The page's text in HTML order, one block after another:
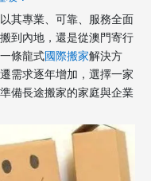
以其專業、可靠、服務全面
到內地，還是從澳門寄行
條龍式國際搬家解決方
需求逐年增加，選擇一家
備長途搬家的家庭與企業